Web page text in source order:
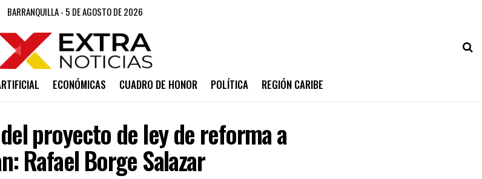
BARRANQUILLA - 5 DE AGOSTO DE 2026
ECONÓMICAS CUADRO DE HONOR POLÍTICA REGIÓN CARIBE
proyecto de ley de reforma a
Rafael Borge Salazar